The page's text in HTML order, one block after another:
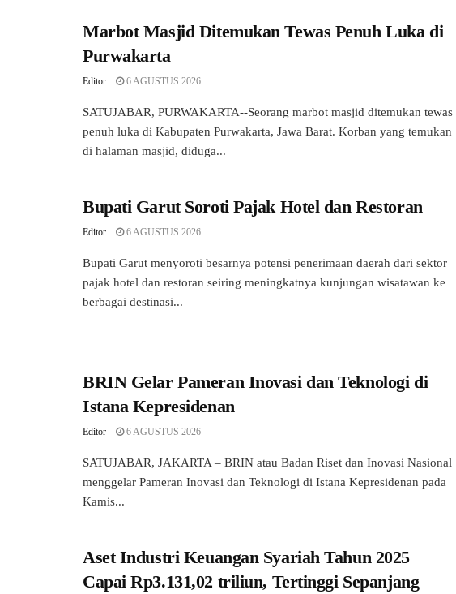
Marbot Masjid Ditemukan Tewas Penuh Luka di
Purwakarta
Editor 6 AGUSTUS 2026
SATUJABAR, PURWAKARTA--Seorang marbot masjid ditemukan tewas
penuh luka di Kabupaten Purwakarta, Jawa Barat. Korban yang temukan
di halaman masjid, diduga...
Bupati Garut Soroti Pajak Hotel dan Restoran
Editor 6 AGUSTUS 2026
Bupati Garut menyoroti besarnya potensi penerimaan daerah dari sektor
pajak hotel dan restoran seiring meningkatnya kunjungan wisatawan ke
berbagai destinasi...
BRIN Gelar Pameran Inovasi dan Teknologi di
Istana Kepresidenan
Editor 6 AGUSTUS 2026
SATUJABAR, JAKARTA – BRIN atau Badan Riset dan Inovasi Nasional
menggelar Pameran Inovasi dan Teknologi di Istana Kepresidenan pada
Kamis...
Aset Industri Keuangan Syariah Tahun 2025
Capai Rp3.131,02 triliun, Tertinggi Sepanjang